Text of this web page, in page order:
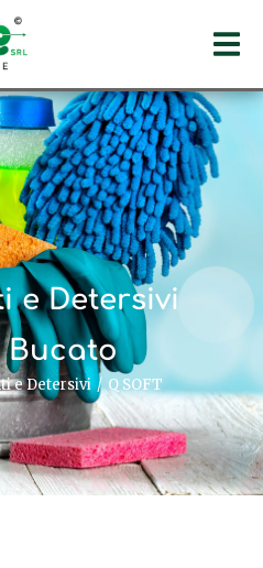
e Detersivi
Bucato
e Detersivi Q SOFT